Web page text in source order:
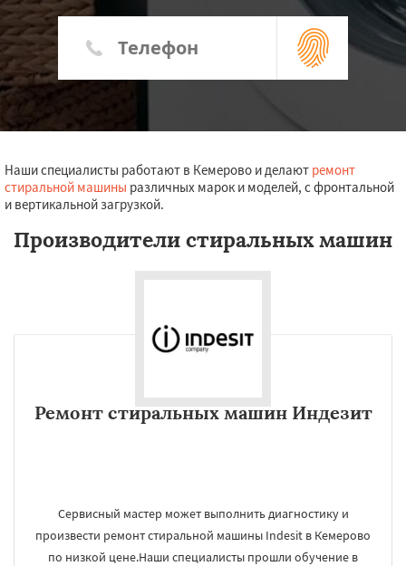
Наши специалисты работают в Кемерово и делают ремонт
стиральной машины различных марок и моделей, с фронтальной
и вертикальной загрузкой.
Производители стиральных машин
Ремонт стиральных машин Индезит
Сервисный мастер может выполнить диагностику и
произвести ремонт стиральной машины Indesit в Кемерово
по низкой цене.Наши специалисты прошли обучение в